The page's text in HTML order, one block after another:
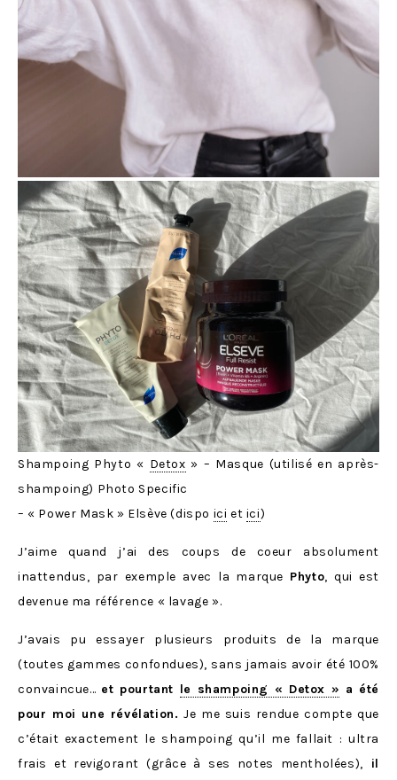
Shampoing Phyto « Detox » – Masque (utilisé en après-
shampoing) Photo Specific
– « Power Mask » Elsève (dispo ici et ici)
J’aime quand j’ai des coups de coeur absolument
inattendus, par exemple avec la marque Phyto, qui est
devenue ma référence « lavage ».
J’avais pu essayer plusieurs produits de la marque
(toutes gammes confondues), sans jamais avoir été 100%
convaincue… et pourtant le shampoing « Detox » a été
pour moi une révélation. Je me suis rendue compte que
c’était exactement le shampoing qu’il me fallait : ultra
frais et revigorant (grâce à ses notes mentholées), il